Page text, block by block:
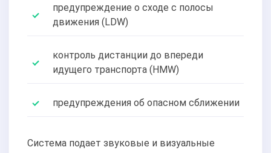
предупреждение о сходе с полосы
движения (LDW)
контроль дистанции до впереди
идущего транспорта (HMW)
предупреждения об опасном сближении
Система подает звуковые и визуальные